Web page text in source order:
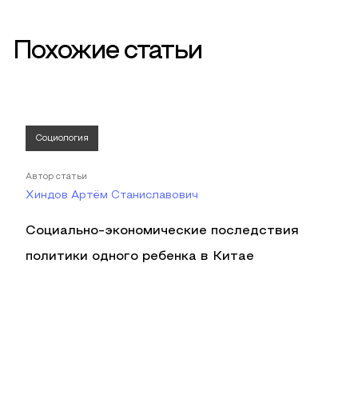
Похожие статьи
Социология
Автор статьи
Хиндов Артём Станиславович
Социально-экономические последствия
политики одного ребенка в Китае